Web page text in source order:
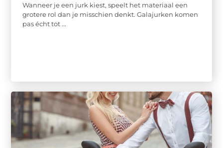
Wanneer je een jurk kiest, speelt het materiaal een
grotere rol dan je misschien denkt. Galajurken komen
pas écht tot ...